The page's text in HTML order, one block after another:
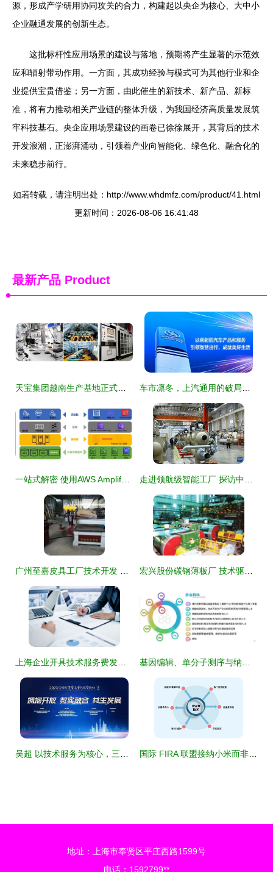
源，形成产学研用协同攻关的合力，构建起以央企为核心、大中小
企业融通发展的创新生态。
这批标杆性应用场景的建设与落地，预期将产生显著的示范效
应和辐射带动作用。一方面，其成功经验与模式可为其他行业和企
业提供宝贵借鉴；另一方面，由此催生的新技术、新产品、新标
准，将有力推动相关产业链的整体升级，为我国经济高质量发展筑
牢科技基石。央企应用场景建设的画卷已徐徐展开，其背后的技术
开发浪潮，正澎湃涌动，引领着产业向智能化、绿色化、融合化的
未来稳步前行。
如若转载，请注明出处：http://www.whdmfz.com/product/41.html
更新时间：2026-08-06 16:41:48
最新产品 Product
地址：上海市奉贤区平庄西路1599号
电话：1592799**